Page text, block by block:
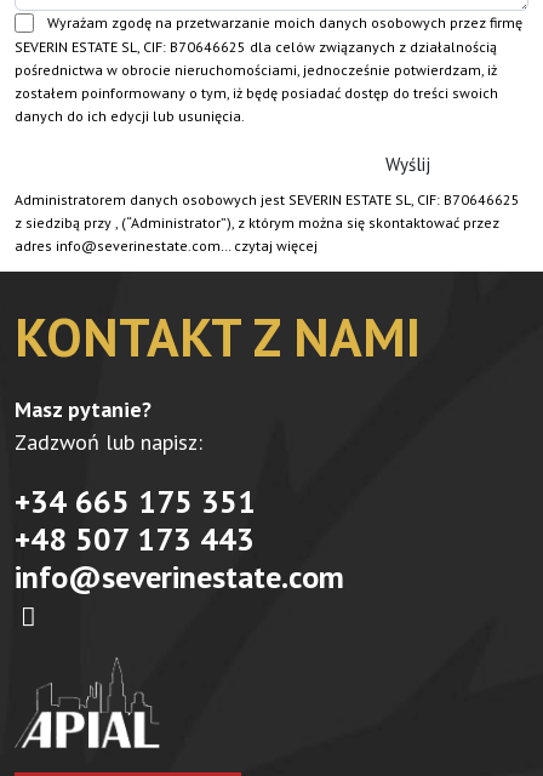
Wyrażam zgodę na przetwarzanie moich danych osobowych przez firmę
SEVERIN ESTATE SL, CIF: B70646625 dla celów związanych z działalnością
pośrednictwa w obrocie nieruchomościami, jednocześnie potwierdzam, iż
zostałem poinformowany o tym, iż będę posiadać dostęp do treści swoich
danych do ich edycji lub usunięcia.
Administratorem danych osobowych jest SEVERIN ESTATE SL, CIF: B70646625
z siedzibą przy , (“Administrator”), z którym można się skontaktować przez
adres info@severinestate.com… czytaj więcej
KONTAKT Z NAMI
Masz pytanie?
Zadzwoń lub napisz:
+34 665 175 351
+48 507 173 443
info@severinestate.com